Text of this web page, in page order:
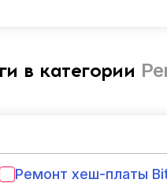
в категории
Ремонт хеш-платы